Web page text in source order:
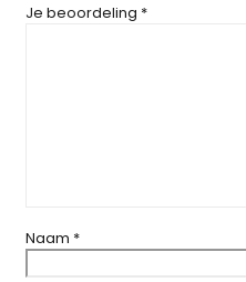
Je beoordeling *
Naam *